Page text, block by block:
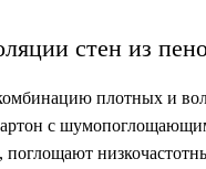
стен из
плотных и
с